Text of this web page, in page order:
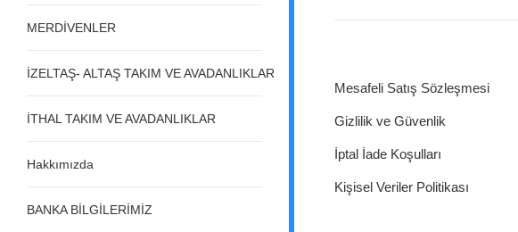
MERDİVENLER
İZELTAŞ- ALTAŞ TAKIM VE AVADANLIKLAR
İTHAL TAKIM VE AVADANLIKLAR
Hakkımızda
BANKA BİLGİLERİMİZ
Mesafeli Satış Sözleşmesi
Gizlilik ve Güvenlik
İptal İade Koşulları
Kişisel Veriler Politikası